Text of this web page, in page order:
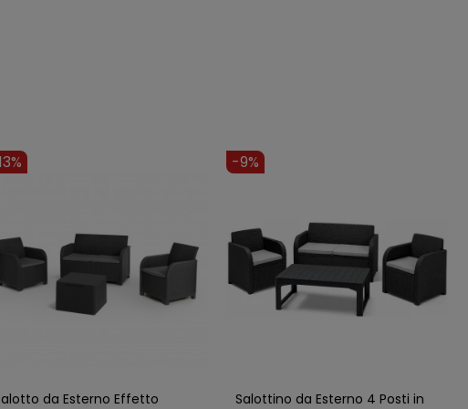
da Esterno Effetto
-9%
Salottino da Esterno 4 Posti in